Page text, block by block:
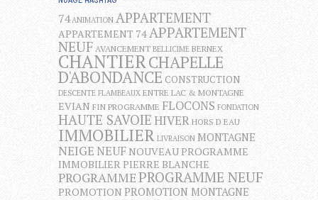
74 ANIMATION APPARTEMENT
APPARTEMENT 74APPARTEMENT
NEUF AVANCEMENT BELLICIME BERNEX
CHANTIERCHAPELLE
D'ABONDANCE CONSTRUCTION
DESCENTE FLAMBEAUX ENTRE LAC & MONTAGNE
EVIAN FIN PROGRAMME FLOCONS FONDATION
HAUTE SAVOIEHIVER HORS D EAU
IMMOBILIER LIVRAISON MONTAGNE
NEIGE NEUFNOUVEAU PROGRAMME
IMMOBILIER PIERRE BLANCHE
PROGRAMMEPROGRAMME NEUF
PROMOTION PROMOTION MONTAGNE